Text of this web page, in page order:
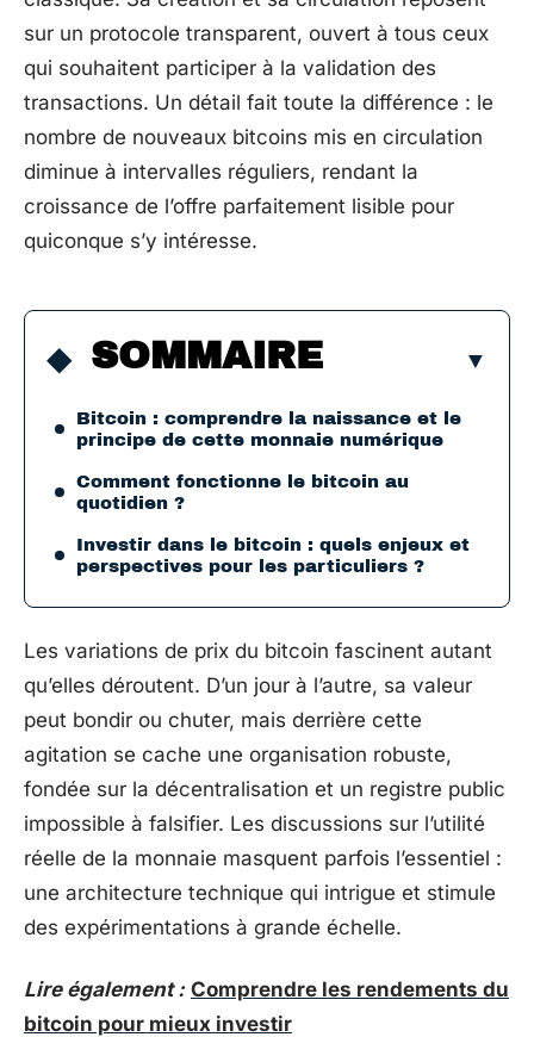
sur un protocole transparent, ouvert à tous ceux
qui souhaitent participer à la validation des
transactions. Un détail fait toute la différence : le
nombre de nouveaux bitcoins mis en circulation
diminue à intervalles réguliers, rendant la
croissance de l’offre parfaitement lisible pour
quiconque s’y intéresse.
SOMMAIRE
Bitcoin : comprendre la naissance et le
principe de cette monnaie numérique
Comment fonctionne le bitcoin au
quotidien ?
Investir dans le bitcoin : quels enjeux et
perspectives pour les particuliers ?
Les variations de prix du bitcoin fascinent autant
qu’elles déroutent. D’un jour à l’autre, sa valeur
peut bondir ou chuter, mais derrière cette
agitation se cache une organisation robuste,
fondée sur la décentralisation et un registre public
impossible à falsifier. Les discussions sur l’utilité
réelle de la monnaie masquent parfois l’essentiel :
une architecture technique qui intrigue et stimule
des expérimentations à grande échelle.
Lire également : Comprendre les rendements du
bitcoin pour mieux investir